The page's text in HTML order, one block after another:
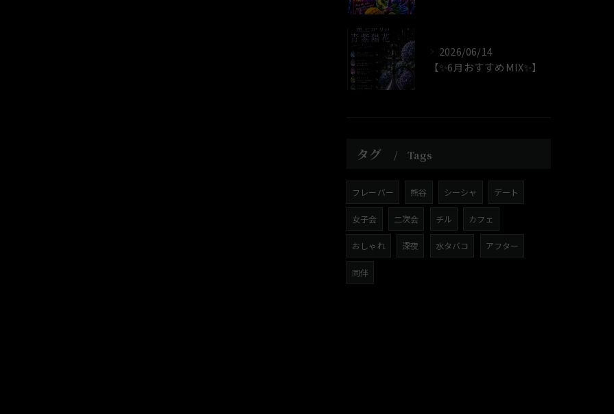
2026/06/14
【✨6月おすすめMIX✨】
タグ Tags
フレーバー 熊谷 シーシャ デート
女子会 二次会 チル カフェ
おしゃれ 深夜 水タバコ アフター
同伴